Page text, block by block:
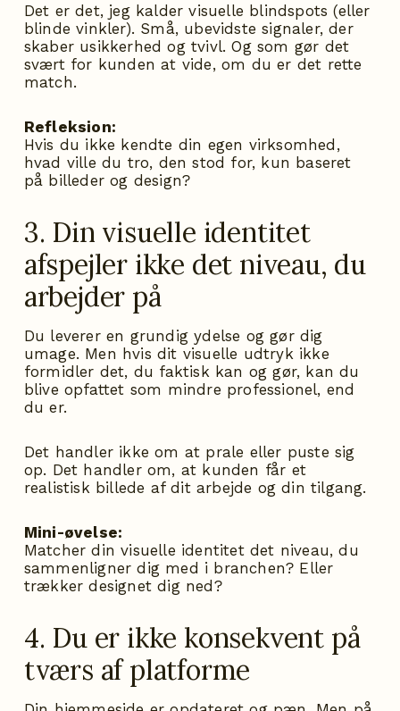
Det er det, jeg kalder visuelle blindspots (eller
blinde vinkler). Små, ubevidste signaler, der
skaber usikkerhed og tvivl. Og som gør det
svært for kunden at vide, om du er det rette
match.
Refleksion:
Hvis du ikke kendte din egen virksomhed,
hvad ville du tro, den stod for, kun baseret
på billeder og design?
3. Din visuelle identitet
afspejler ikke det niveau, du
arbejder på
Du leverer en grundig ydelse og gør dig
umage. Men hvis dit visuelle udtryk ikke
formidler det, du faktisk kan og gør, kan du
blive opfattet som mindre professionel, end
du er.
Det handler ikke om at prale eller puste sig
op. Det handler om, at kunden får et
realistisk billede af dit arbejde og din tilgang.
Mini-øvelse:
Matcher din visuelle identitet det niveau, du
sammenligner dig med i branchen? Eller
trækker designet dig ned?
4. Du er ikke konsekvent på
tværs af platforme